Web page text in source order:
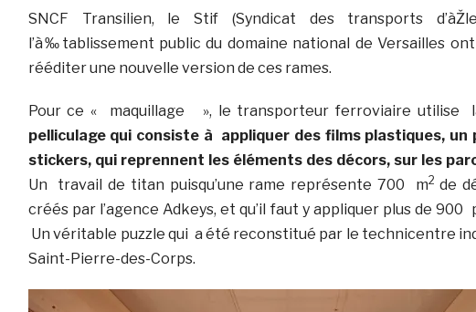
SNCF Transilien, le Stif (Syndicat des transports
l’à‰tablissement public du domaine national de Versailles
rééditer une nouvelle version de ces rames.
Pour ce « maquillage », le transporteur ferroviaire utilise
pelliculage qui consiste à appliquer des films plastiques, un
stickers, qui reprennent les éléments des décors, sur les
Un travail de titan puisqu’une rame représente 700 m2 de
créés par l’agence Adkeys, et qu’il faut y appliquer plus de 900
Un véritable puzzle qui a été reconstitué par le technicentre
Saint-Pierre-des-Corps.